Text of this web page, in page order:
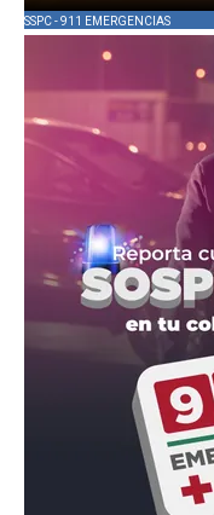
SSPC - 911 EMERGENCIAS